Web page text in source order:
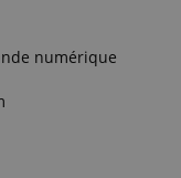
numérique